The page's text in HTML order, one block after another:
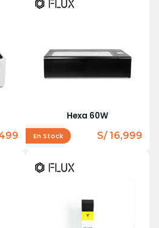
Hexa 60W
En Stock S/ 16,999